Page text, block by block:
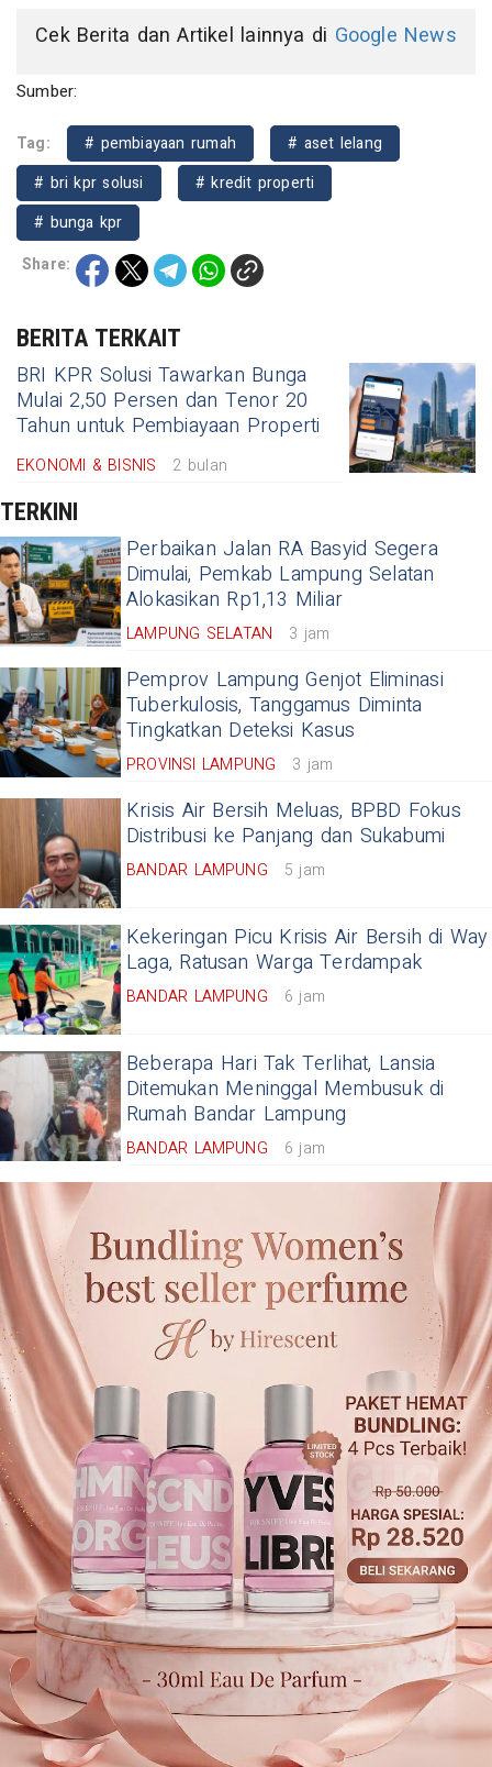
Cek Berita dan Artikel lainnya di Google News
Sumber:
Tag: # pembiayaan rumah
# aset lelang
# bri kpr solusi
# kredit properti
# bunga kpr
Share:
BERITA TERKAIT
BRI KPR Solusi Tawarkan Bunga
Mulai 2,50 Persen dan Tenor 20
Tahun untuk Pembiayaan Properti
EKONOMI & BISNIS 2 bulan
TERKINI
Perbaikan Jalan RA Basyid Segera
Dimulai, Pemkab Lampung Selatan
Alokasikan Rp1,13 Miliar
LAMPUNG SELATAN 3 jam
Pemprov Lampung Genjot Eliminasi
Tuberkulosis, Tanggamus Diminta
Tingkatkan Deteksi Kasus
PROVINSI LAMPUNG 3 jam
Krisis Air Bersih Meluas, BPBD Fokus
Distribusi ke Panjang dan Sukabumi
BANDAR LAMPUNG 5 jam
Kekeringan Picu Krisis Air Bersih di Way
Laga, Ratusan Warga Terdampak
BANDAR LAMPUNG 6 jam
Beberapa Hari Tak Terlihat, Lansia
Ditemukan Meninggal Membusuk di
Rumah Bandar Lampung
BANDAR LAMPUNG 6 jam